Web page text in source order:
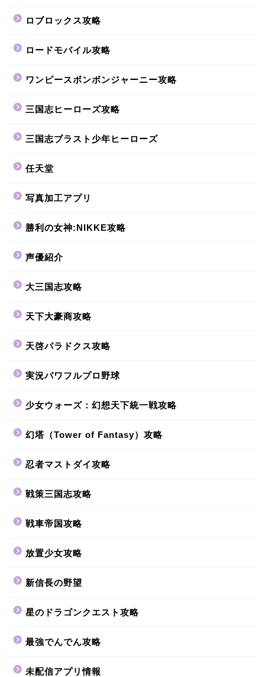
ロブロックス攻略
ロードモバイル攻略
ワンピースボンボンジャーニー攻略
三国志ヒーローズ攻略
三国志ブラスト少年ヒーローズ
任天堂
写真加工アプリ
勝利の女神:NIKKE攻略
声優紹介
大三国志攻略
天下大豪商攻略
天啓パラドクス攻略
実況パワフルプロ野球
少女ウォーズ：幻想天下統一戦攻略
幻塔（Tower of Fantasy）攻略
忍者マストダイ攻略
戦策三国志攻略
戦車帝国攻略
放置少女攻略
新信長の野望
星のドラゴンクエスト攻略
最強でんでん攻略
未配信アプリ情報